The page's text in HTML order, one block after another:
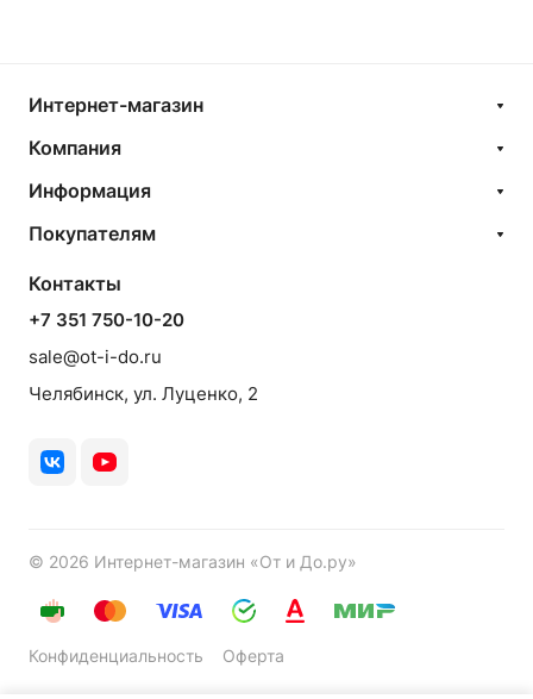
Интернет-магазин
Компания
Информация
Покупателям
Контакты
+7 351 750-10-20
sale@ot-i-do.ru
Челябинск, ул. Луценко, 2
© 2026 Интернет-магазин «От и До.ру»
Конфиденциальность Оферта